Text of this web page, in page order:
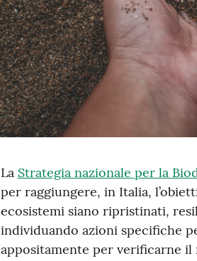
La Strategia nazionale per la
per raggiungere, in Italia,
ecosistemi siano ripristinati,
individuando azioni specifiche
appositamente per verificarne il